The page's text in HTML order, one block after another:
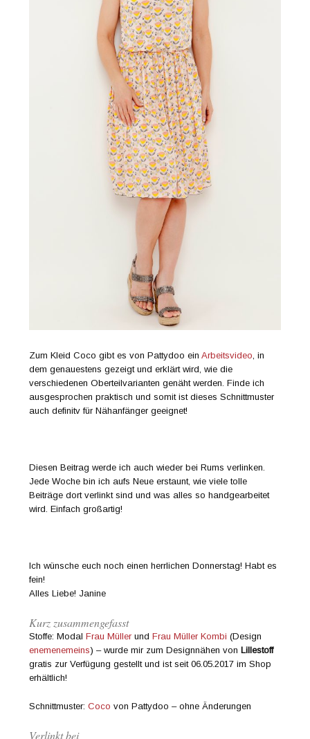
Zum Kleid Coco gibt es von Pattydoo einArbeitsvideo, in
dem genauestens gezeigt und erklärt wird, wie die
verschiedenen Oberteilvarianten genäht werden. Finde ich
ausgesprochen praktisch und somit ist dieses Schnittmuster
auch definitv für Nähanfänger geeignet!
Diesen Beitrag werde ich auch wieder bei Rums verlinken.
Jede Woche bin ich aufs Neue erstaunt, wie viele tolle
Beiträge dort verlinkt sind und was alles so handgearbeitet
wird. Einfach großartig!
Ich wünsche euch noch einen herrlichen Donnerstag! Habt es
fein!
Alles Liebe! Janine
Kurz zusammengefasst
Stoffe: ModalFrau Müller undFrau Müller Kombi (Design
enemenemeins) – wurde mir zum Designnähen von Lillestoff
gratis zur Verfügung gestellt und ist seit 06.05.2017 im Shop
erhältlich!
Schnittmuster:Coco von Pattydoo – ohne Änderungen
Verlinkt bei